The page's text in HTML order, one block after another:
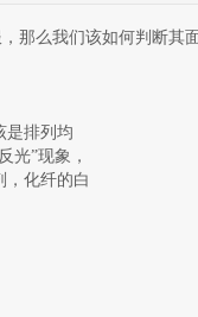
那么我们该如何判断其
是排列均
光”现象，
，化纤的白